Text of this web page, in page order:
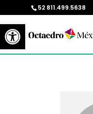
Abrir barra de herramientas
52 811.499.5638